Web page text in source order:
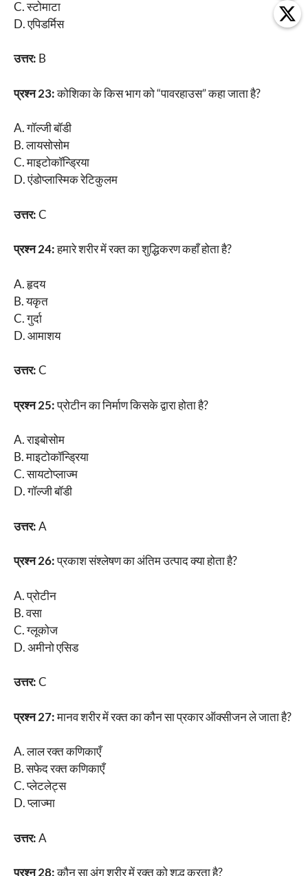
C. स्टोमाटा
D. एपिडर्मिस
उत्तर: B
प्रश्न 23:कोशिका के किस भाग को “पावरहाउस” कहा जाता है?
A. गॉल्जी बॉडी
B. लायसोसोम
C. माइटोकॉन्ड्रिया
D. एंडोप्लास्मिक रेटिकुलम
उत्तर:C
प्रश्न 24:हमारे शरीर में रक्त का शुद्धिकरण कहाँ होता है?
A. हृदय
B. यकृत
C. गुर्दा
D. आमाशय
उत्तर:C
प्रश्न 25:प्रोटीन का निर्माण किसके द्वारा होता है?
A. राइबोसोम
B. माइटोकॉन्ड्रिया
C. सायटोप्लाज्म
D. गॉल्जी बॉडी
उत्तर:A
प्रश्न 26:प्रकाश संश्लेषण का अंतिम उत्पाद क्या होता है?
A. प्रोटीन
B. वसा
C. ग्लूकोज
D. अमीनो एसिड
उत्तर:C
प्रश्न 27:मानव शरीर में रक्त का कौन सा प्रकार ऑक्सीजन ले जाता है?
A. लाल रक्त कणिकाएँ
B. सफेद रक्त कणिकाएँ
C. प्लेटलेट्स
D. प्लाज्मा
उत्तर:A
प्रश्न 28:कौन सा अंग शरीर में रक्त को शुद्ध करता है?